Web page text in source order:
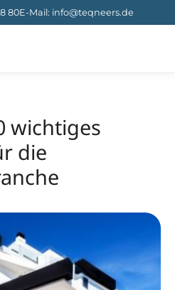
80E-Mail: info@teqneers.de
wichtiges
die